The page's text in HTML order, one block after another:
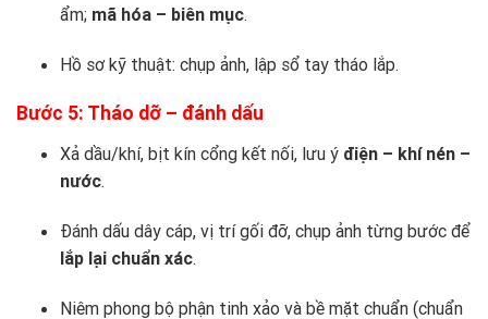
ẩm; mã hóa – biên mục.
Hồ sơ kỹ thuật: chụp ảnh, lập sổ tay tháo lắp.
Bước 5: Tháo dỡ – đánh dấu
Xả dầu/khí, bịt kín cổng kết nối, lưu ý điện – khí nén –
nước.
Đánh dấu dây cáp, vị trí gối đỡ, chụp ảnh từng bước để
lắp lại chuẩn xác.
Niêm phong bộ phận tinh xảo và bề mặt chuẩn (chuẩn